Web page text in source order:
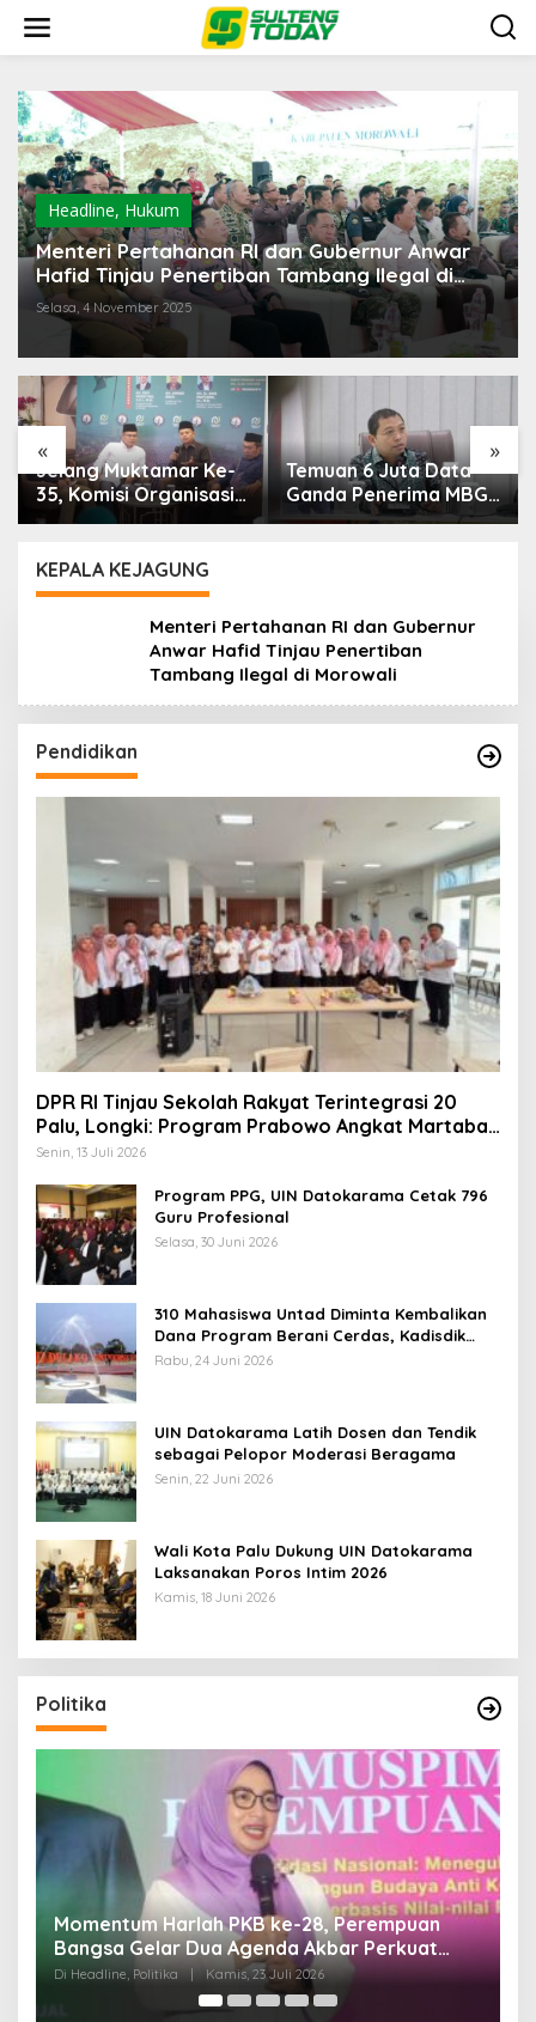
konten
Headline, Hukum
Menteri Pertahanan RI dan Gubernur Anwar
Hafid Tinjau Penertiban Tambang Ilegal di
Morowali
Selasa, 4 November 2025
« »
Temuan 6 Juta Data
Ganda Penerima MBG,
Komisi IX: Tindak
Pemerintah Diminta
Mengkaji Rencana
Kenaikan Gaji Kepala
KEPALA KEJAGUNG
Menteri Pertahanan RI dan Gubernur
Anwar Hafid Tinjau Penertiban
Tambang Ilegal di Morowali
Pendidikan
DPR RI Tinjau Sekolah Rakyat Terintegrasi 20
Palu, Longki: Program Prabowo Angkat Martabat
Anak Miskin
Senin, 13 Juli 2026
Program PPG, UIN Datokarama Cetak 796
Guru Profesional
Selasa, 30 Juni 2026
310 Mahasiswa Untad Diminta Kembalikan
Dana Program Berani Cerdas, Kadisdik
Sulteng: Tidak Boleh Terima Beasiswa
Rabu, 24 Juni 2026
UIN Datokarama Latih Dosen dan Tendik
sebagai Pelopor Moderasi Beragama
Senin, 22 Juni 2026
Wali Kota Palu Dukung UIN Datokarama
Laksanakan Poros Intim 2026
Kamis, 18 Juni 2026
Politika
Di Pelantikan PAN Sulteng, Gubernur Anwar
Hafid Ajak Sinergi Optimalkan Potensi Daerah
Di Headline, Politika | Minggu, 5 Juli 2026